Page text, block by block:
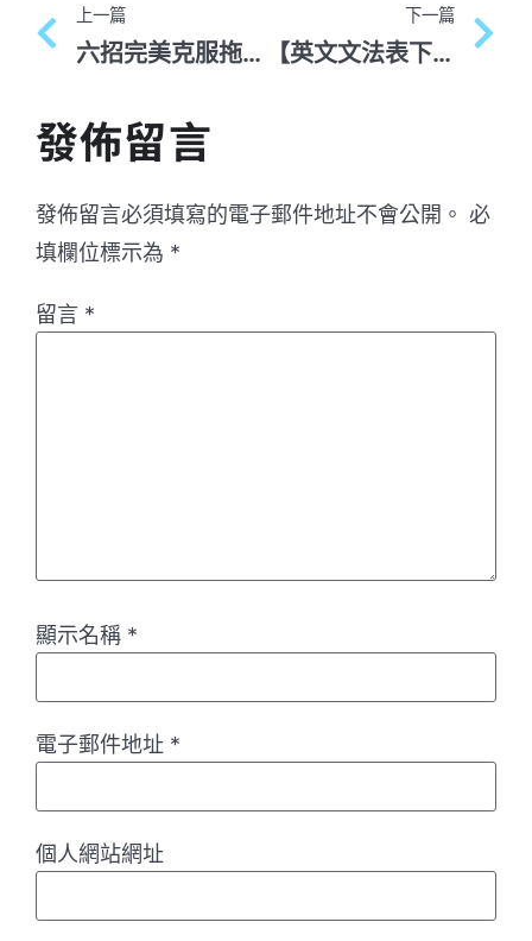
上一篇
六招完美克服拖延的方法
下一篇
【英文文法表下載】5 大英文句型和文法觀念一次打包！
發佈留言
發佈留言必須填寫的電子郵件地址不會公開。 必
填欄位標示為 *
留言 *
顯示名稱 *
電子郵件地址 *
個人網站網址